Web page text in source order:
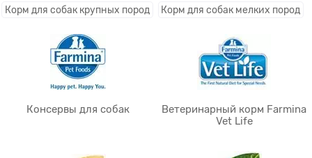
Корм для собак крупных пород
Корм для собак мелких пород
Консервы для собак
Ветеринарный корм Farmina
Vet Life